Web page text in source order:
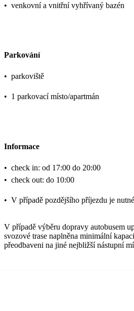
• venkovní a vnitřní vyhřívaný bazén
Parkování
• parkoviště
• 1 parkovací místo/apartmán
Informace
• check in: od 17:00 do 20:00
• check out: do 10:00
• V případě pozdějšího příjezdu je
V případě výběru dopravy autobusem
svozové trase naplněna minimální
přeodbaveni na jiné nejbližší nástupní